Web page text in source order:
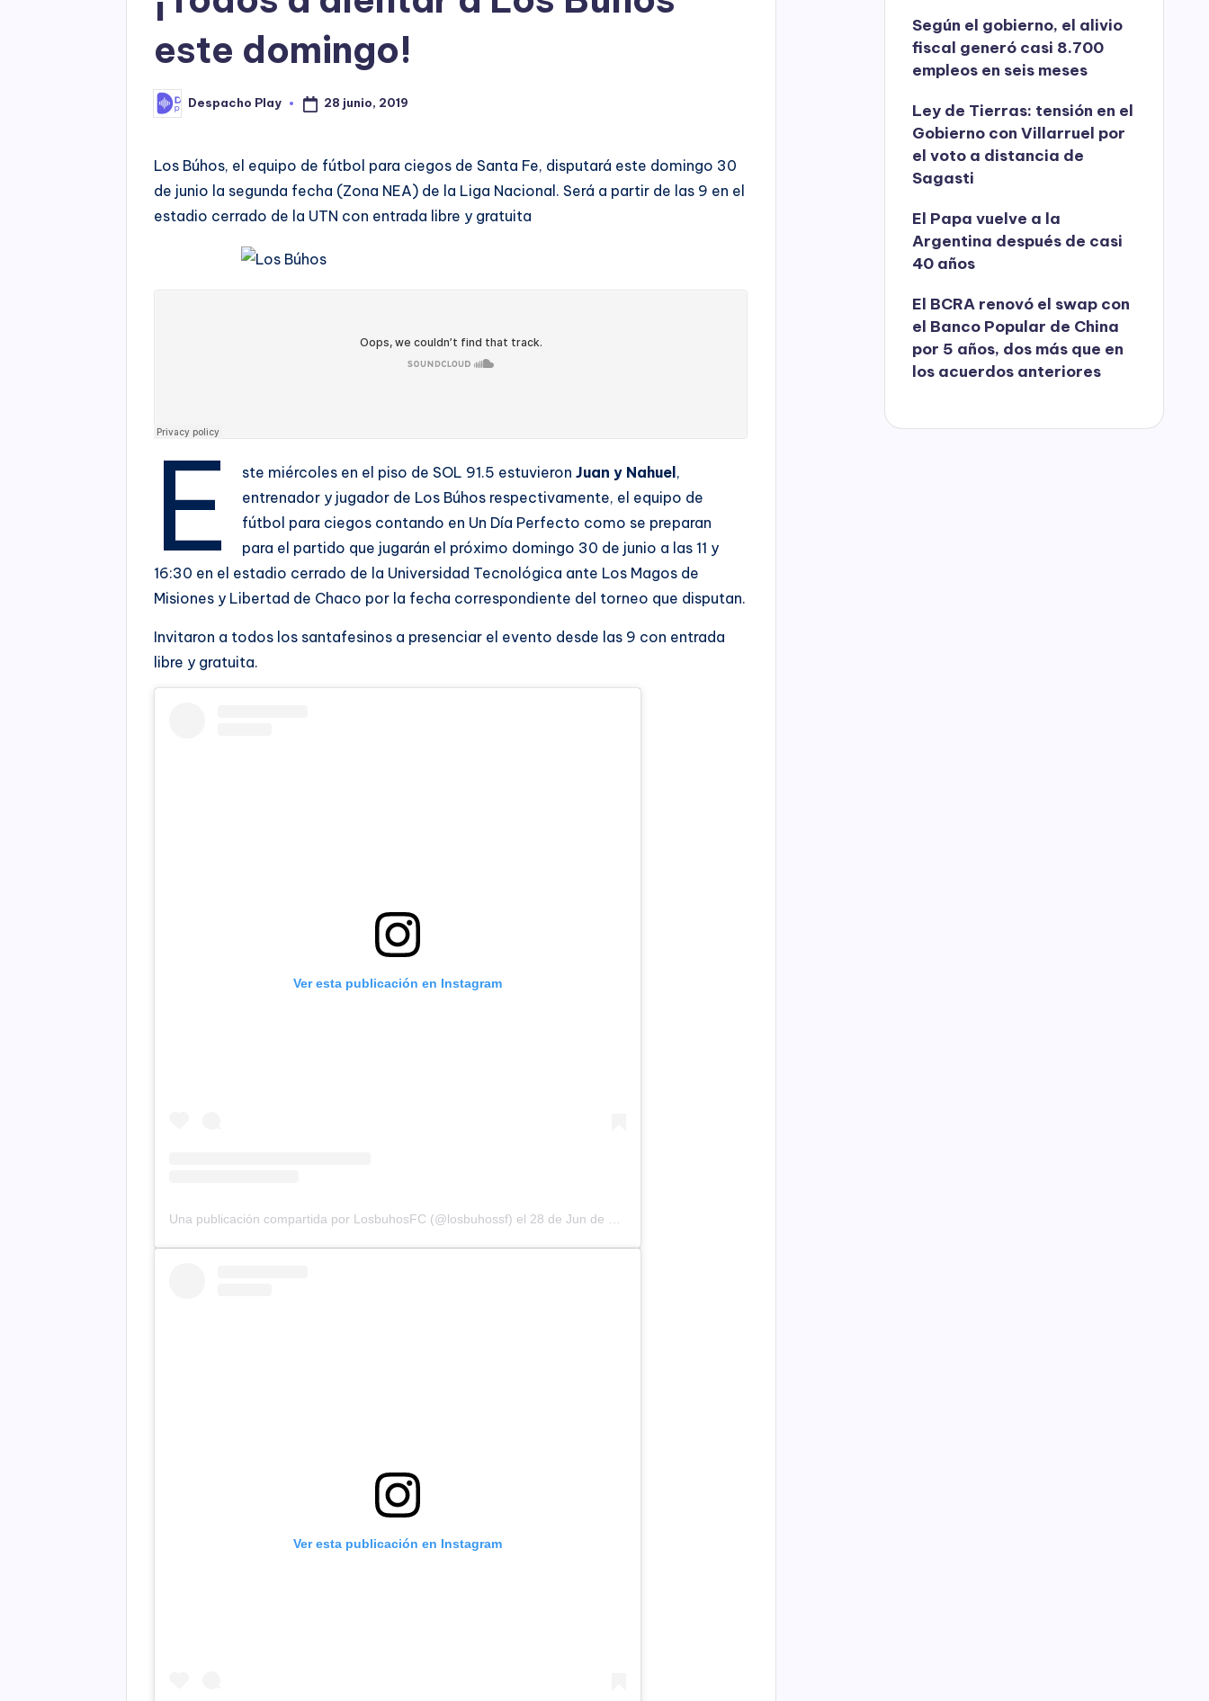
a
y
este domingo!
Posted
by
Despacho Play 28 junio, 2019
Los Búhos, el equipo de fútbol para ciegos de Santa Fe, disputará este domingo 30
de junio la segunda fecha (Zona NEA) de la Liga Nacional. Será a partir de las 9 en el
estadio cerrado de la UTN con entrada libre y gratuita
E ste miércoles en el piso de SOL 91.5 estuvieron Juan y Nahuel,
entrenador y jugador de Los Búhos respectivamente, el equipo de
fútbol para ciegos contando en Un Día Perfecto como se preparan
para el partido que jugarán el próximo domingo 30 de junio a las 11 y
16:30 en el estadio cerrado de la Universidad Tecnológica ante Los Magos de
Misiones y Libertad de Chaco por la fecha correspondiente del torneo que disputan.
Invitaron a todos los santafesinos a presenciar el evento desde las 9 con entrada
libre y gratuita.
Ver esta publicación en Instagram
Una publicación compartida por LosbuhosFC (@losbuhossf) el 28 de Jun de 2019 a las 3:39 PDT
Ver esta publicación en Instagram
Según el gobierno, el alivio
fiscal generó casi 8.700
empleos en seis meses
Ley de Tierras: tensión en el
Gobierno con Villarruel por
el voto a distancia de
Sagasti
El Papa vuelve a la
Argentina después de casi
40 años
El BCRA renovó el swap con
el Banco Popular de China
por 5 años, dos más que en
los acuerdos anteriores